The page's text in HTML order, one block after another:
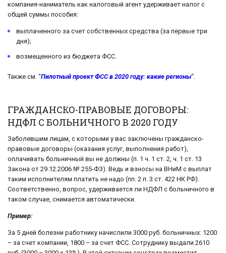
компания-наниматель как налоговый агент удерживает налог с
общей суммы пособия:
выплаченного за счет собственных средства (за первые три
дня);
возмещенного из бюджета ФСС.
Также см. “Пилотный проект ФСС в 2020 году: какие регионы“.
ГРАЖДАНСКО-ПРАВОВЫЕ ДОГОВОРЫ:
НДФЛ С БОЛЬНИЧНОГО В 2020 ГОДУ
Заболевшим лицам, с которыми у вас заключены гражданско-
правовые договоры (оказания услуг, выполнения работ),
оплачивать больничный вы не должны (п. 1 ч. 1 ст. 2, ч. 1 ст. 13
Закона от 29.12.2006 № 255-ФЗ). Ведь и взносы на ВНиМ с выплат
таким исполнителям платить не надо (пп. 2 п. 3 ст. 422 НК РФ).
Соответственно, вопрос, удерживается ли НДФЛ с больничного в
таком случае, снимается автоматически.
Пример:
За 5 дней болезни работнику начислили 3000 руб. больничных: 1200
– за счет компании, 1800 – за счет ФСС. Сотруднику выдали 2610